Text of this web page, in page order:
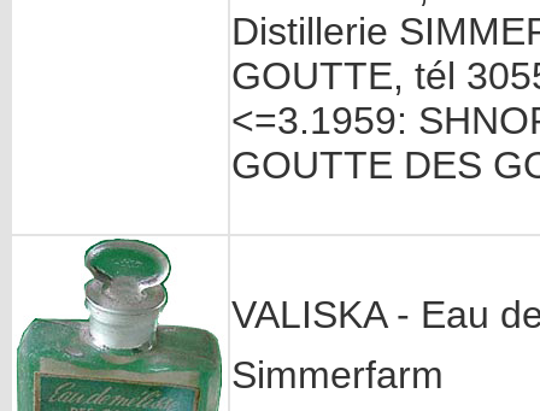
Distillerie
GOUTTE, tél
<=3.1959:
GOUTTE DES
VALISKA - Eau
Simmerfarm